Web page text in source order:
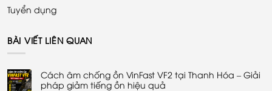
Tuyển dụng
BÀI VIẾT LIÊN QUAN
Cách âm chống ồn VinFast VF2 tại Thanh Hóa – Giải
pháp giảm tiếng ồn hiệu quả